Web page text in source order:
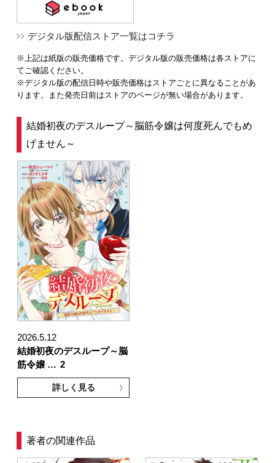
デジタル版配信ストア一覧はコチラ
※上記は紙版の販売価格です。デジタル版の販売価格は各ストアに
てご確認ください。
※デジタル版の配信日時や販売価格はストアごとに異なることがあ
ります。また発売日前はストアのページが無い場合があります。
結婚初夜のデスループ～脳筋令嬢は何度死んでもめ
げません～
2026.5.12
結婚初夜のデスループ～脳
筋令嬢 … 2
詳しく見る
著者の関連作品